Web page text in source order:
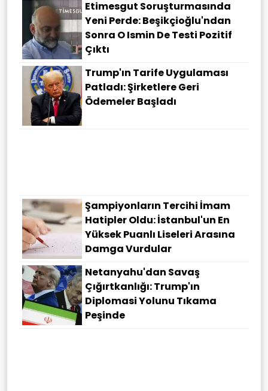
Etimesgut Soruşturmasında
Yeni Perde: Beşikçioğlu'ndan
Sonra O Ismin De Testi Pozitif
Çıktı
Trump'ın Tarife Uygulaması
Patladı: Şirketlere Geri
Ödemeler Başladı
Şampiyonların Tercihi İmam
Hatipler Oldu: İstanbul'un En
Yüksek Puanlı Liseleri Arasına
Damga Vurdular
Netanyahu'dan Savaş
Çığırtkanlığı: Trump'ın
Diplomasi Yolunu Tıkama
Peşinde